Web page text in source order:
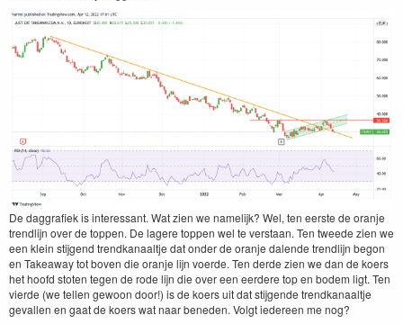
De dag­grafiek is inter­es­sant. Wat zien we namelijk? Wel, ten eerste de oran­je
trendli­jn over de top­pen. De lagere top­pen wel te ver­staan. Ten tweede zien we
een klein sti­j­gend trend­kanaalt­je dat onder de oran­je dal­ende trendli­jn begon
en Take­away tot boven die oran­je lijn voerde. Ten derde zien we dan de koers
het hoofd stoten tegen de rode lijn die over een eerdere top en bodem ligt. Ten
vierde (we tellen gewoon door!) is de koers uit dat sti­j­gende trend­kanaalt­je
gevallen en gaat de koers wat naar bene­den. Vol­gt iedereen me nog?